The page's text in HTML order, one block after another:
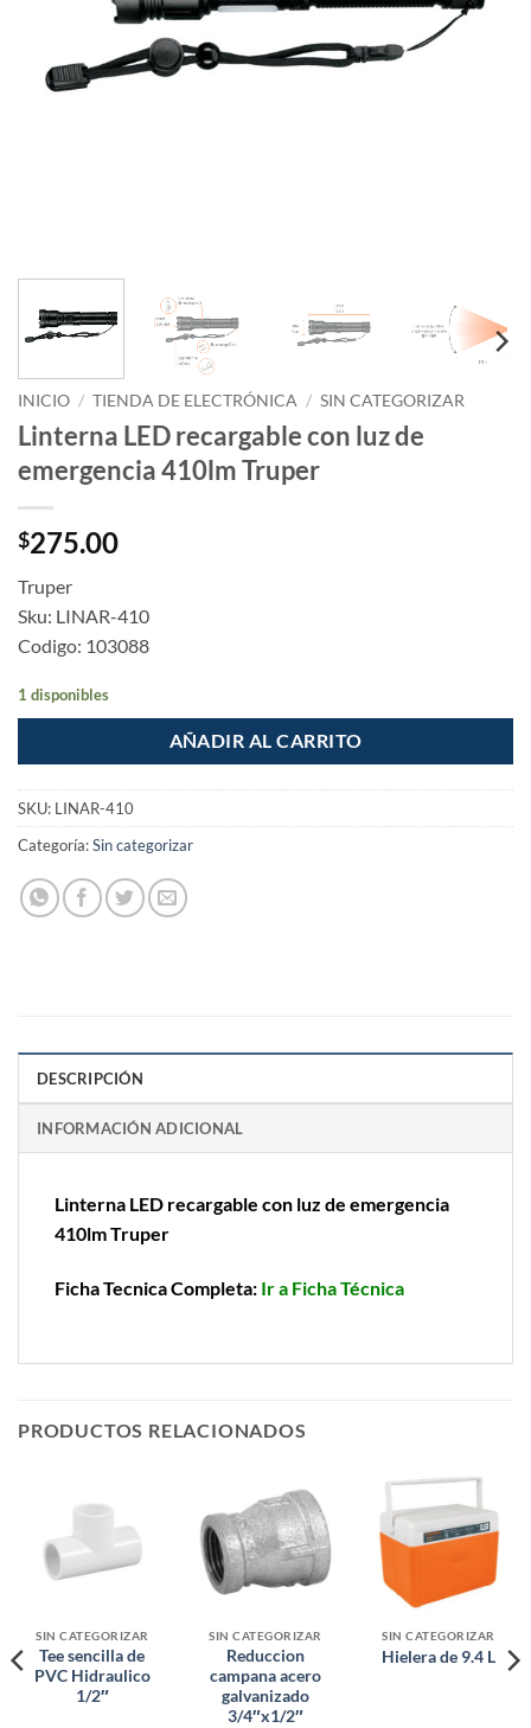
INICIO / TIENDA DE ELECTRÓNICA / SIN CATEGORIZAR
Linterna LED recargable con luz de
emergencia 410lm Truper
$275.00
Truper
Sku: LINAR-410
Codigo: 103088
1 disponibles
AÑADIR AL CARRITO
SKU: LINAR-410
Categoría:Sin categorizar
DESCRIPCIÓN
INFORMACIÓN ADICIONAL
Linterna LED recargable con luz de emergencia
410lm Truper
Ficha Tecnica Completa: Ir a Ficha Técnica
PRODUCTOS RELACIONADOS
SIN CATEGORIZAR
Tee sencilla de
PVC Hidraulico
1/2″
SIN CATEGORIZAR
Reduccion
campana acero
galvanizado
3/4″x1/2″
SIN CATEGORIZAR
Hielera de 9.4 L